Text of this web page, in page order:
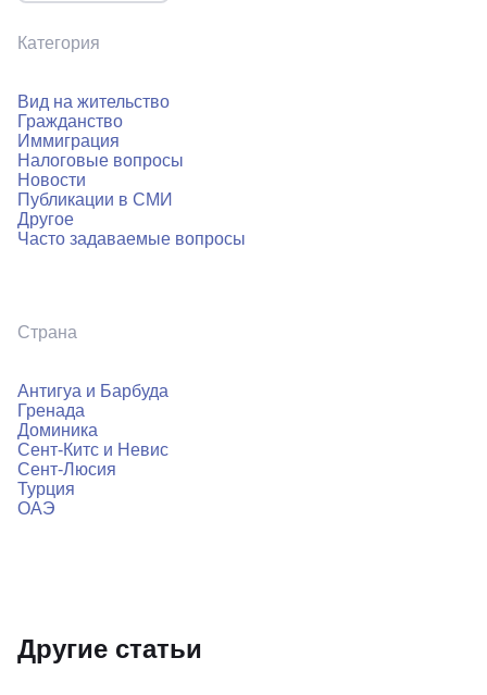
Категория
Вид на жительство
Гражданство
Иммиграция
Налоговые вопросы
Новости
Публикации в СМИ
Другое
Часто задаваемые вопросы
Страна
Антигуа и Барбуда
Гренада
Доминика
Сент-Китс и Невис
Сент-Люсия
Турция
ОАЭ
Другие статьи